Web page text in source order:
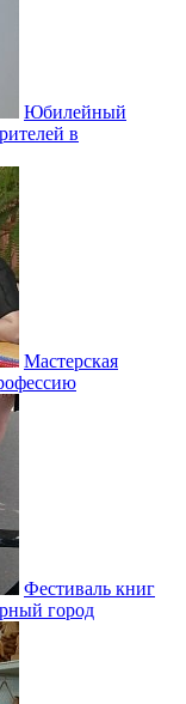
Юбилейный
в
Мастерская
Фестиваль книг
город